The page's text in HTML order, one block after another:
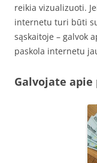
reikia vizualizuoti.
internetu turi būti
sąskaitoje – galvok
paskola internetu
Galvojate apie